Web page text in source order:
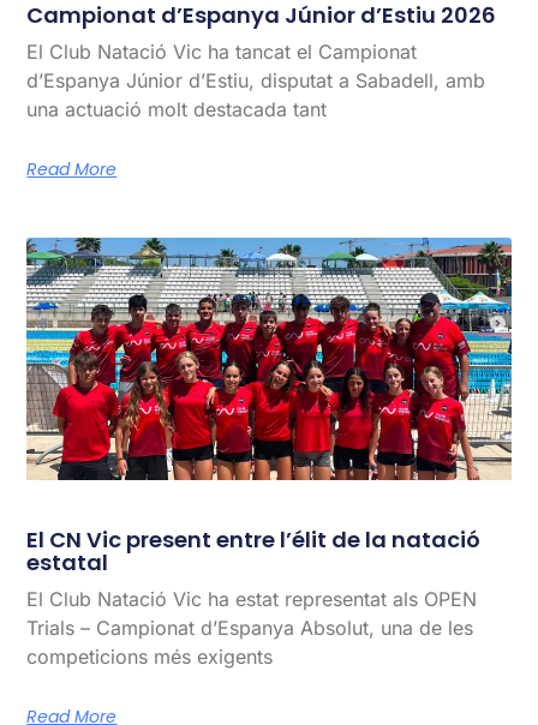
Campionat d’Espanya Júnior d’Estiu 2026
El Club Natació Vic ha tancat el Campionat
d’Espanya Júnior d’Estiu, disputat a Sabadell, amb
una actuació molt destacada tant
Read More
El CN Vic present entre l’élit de la natació
estatal
El Club Natació Vic ha estat representat als OPEN
Trials – Campionat d’Espanya Absolut, una de les
competicions més exigents
Read More